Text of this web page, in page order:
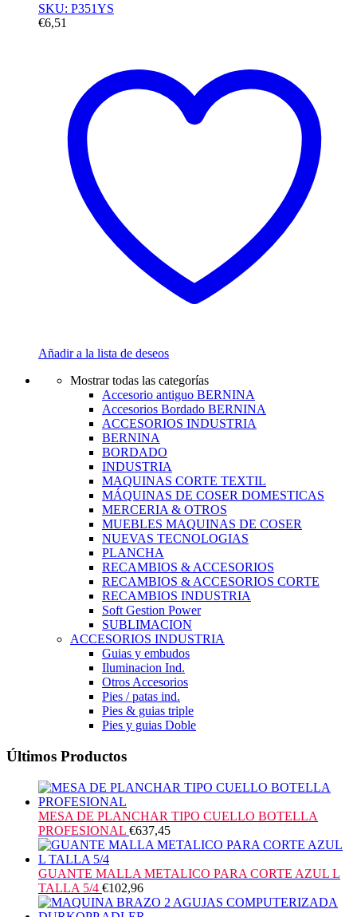
SKU: P351YS
€6,51
Añadir a la lista de deseos
Mostrar todas las categorías
Accesorio antiguo BERNINA
Accesorios Bordado BERNINA
ACCESORIOS INDUSTRIA
BERNINA
BORDADO
INDUSTRIA
MAQUINAS CORTE TEXTIL
MÁQUINAS DE COSER DOMESTICAS
MERCERIA & OTROS
MUEBLES MAQUINAS DE COSER
NUEVAS TECNOLOGIAS
PLANCHA
RECAMBIOS & ACCESORIOS
RECAMBIOS & ACCESORIOS CORTE
RECAMBIOS INDUSTRIA
Soft Gestion Power
SUBLIMACION
ACCESORIOS INDUSTRIA
Guias y embudos
Iluminacion Ind.
Otros Accesorios
Pies / patas ind.
Pies & guias triple
Pies y guias Doble
Últimos Productos
MESA DE PLANCHAR TIPO CUELLO BOTELLA
PROFESIONAL €637,45
GUANTE MALLA METALICO PARA CORTE AZUL L
TALLA 5/4 €102,96